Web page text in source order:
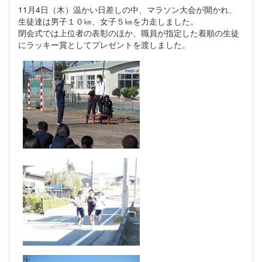
11月4日（木）温かい日差しの中、マラソン大会が開かれ、
生徒達は男子１０㎞、女子５㎞を力走しました。
閉会式では上位者の表彰のほか、職員が指定した着順の生徒
にラッキー賞としてプレゼントを渡しました。